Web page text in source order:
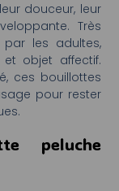
douceur, leur
Très
les adultes,
objet affectif.
ces bouillottes
pour rester
peluche